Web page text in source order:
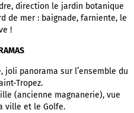
direction le jardin botanique
de mer : baignade, farniente, le
!
joli panorama sur l’ensemble du
Tropez.
(ancienne magnanerie), vue
ville et le Golfe.